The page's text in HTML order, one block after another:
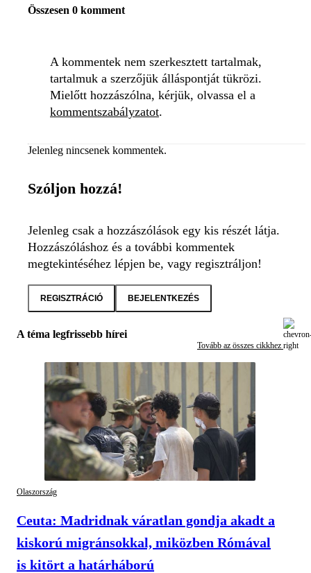
Összesen 0 komment
A kommentek nem szerkesztett tartalmak,
tartalmuk a szerzőjük álláspontját tükrözi.
Mielőtt hozzászólna, kérjük, olvassa el a
kommentszabályzatot.
Jelenleg nincsenek kommentek.
Szóljon hozzá!
Jelenleg csak a hozzászólások egy kis részét látja.
Hozzászóláshoz és a további kommentek
megtekintéséhez lépjen be, vagy regisztráljon!
REGISZTRÁCIÓ BEJELENTKEZÉS
A téma legfrissebb hírei
Tovább az összes cikkhez
Olaszország
Ceuta: Madridnak váratlan gondja akadt a
kiskorú migránsokkal, miközben Rómával
is kitört a határháború